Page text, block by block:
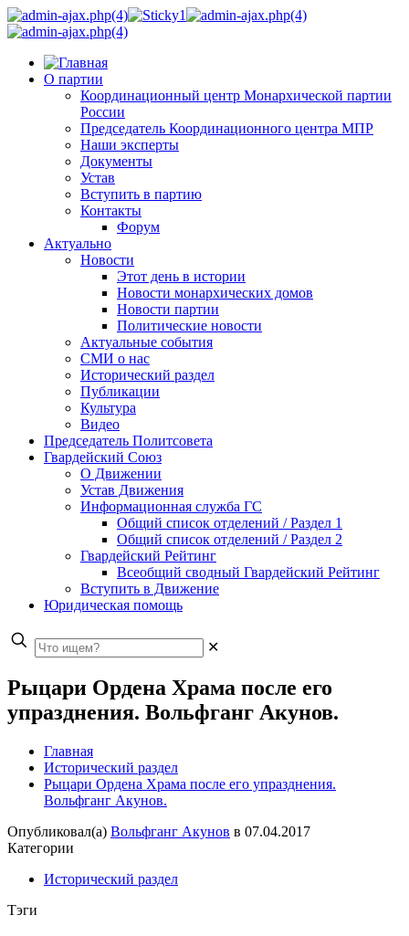
О партии
Координационный центр Монархической партии
России
Председатель Координационного центра МПР
Наши эксперты
Документы
Устав
Вступить в партию
Контакты
Форум
Актуально
Новости
Этот день в истории
Новости монархических домов
Новости партии
Политические новости
Актуальные события
СМИ о нас
Исторический раздел
Публикации
Культура
Видео
Председатель Политсовета
Гвардейский Союз
О Движении
Устав Движения
Информационная служба ГС
Общий список отделений / Раздел 1
Общий список отделений / Раздел 2
Гвардейский Рейтинг
Всеобщий сводный Гвардейский Рейтинг
Вступить в Движение
Юридическая помощь
✕
Рыцари Ордена Храма после его
упразднения. Вольфганг Акунов.
Главная
Исторический раздел
Рыцари Ордена Храма после его упразднения.
Вольфганг Акунов.
Опубликовал(а) Вольфганг Акунов в 07.04.2017
Категории
Исторический раздел
Тэги